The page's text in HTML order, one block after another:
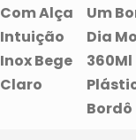
Com Alça
Intuição
Inox Bege
Claro
Um
Dia
360Ml
Bordô